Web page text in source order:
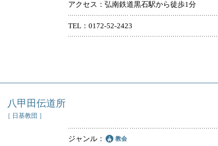
アクセス 弘南鉄道黒石駅から徒歩1分
TEL 0172-52-2423
八甲田伝道所
［ 日基教団 ］
ジャンル 教会